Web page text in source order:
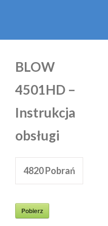
BLOW
4501HD –
Instrukcja
obsługi
4820Pobrań
Pobierz